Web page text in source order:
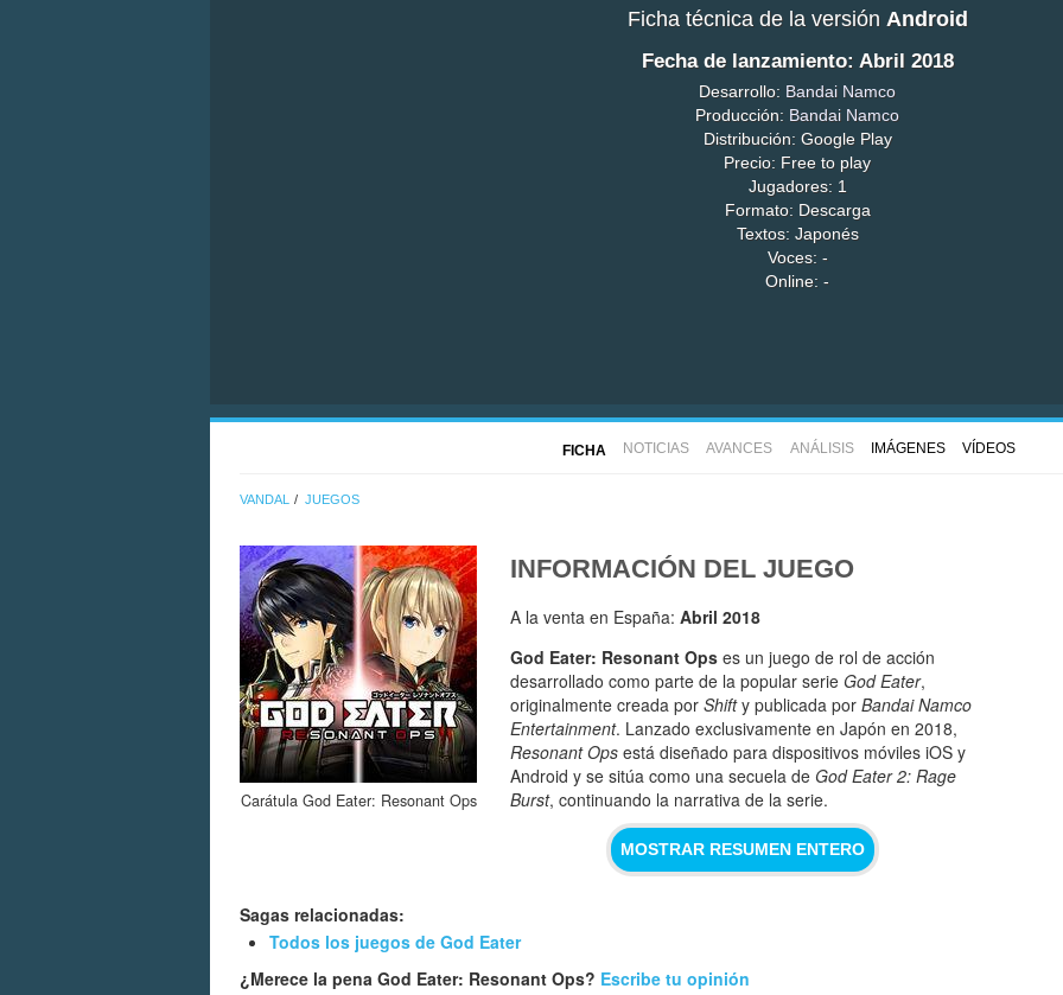
Ficha técnica de la versión Android
Fecha de lanzamiento: Abril 2018
Desarrollo: Bandai Namco
Producción: Bandai Namco
Distribución: Google Play
Precio: Free to play
Jugadores: 1
Formato: Descarga
Textos: Japonés
Voces: -
Online: -
FICHA NOTICIAS AVANCES ANÁLISIS IMÁGENES VÍDEOS
VANDAL JUEGOS
Carátula God Eater: Resonant Ops
INFORMACIÓN DEL JUEGO
A la venta en España: Abril 2018
God Eater: Resonant Ops es un juego de rol de acción
desarrollado como parte de la popular serie God Eater,
originalmente creada por Shifty publicada por Bandai Namco
Entertainment. Lanzado exclusivamente en Japón en 2018,
Resonant Ops está diseñado para dispositivos móviles iOS y
Android y se sitúa como una secuela de God Eater 2: Rage
Burst, continuando la narrativa de la serie.
MOSTRAR RESUMEN ENTERO
Sagas relacionadas:
Todos los juegos de God Eater
¿Merece la pena God Eater: Resonant Ops? Escribe tu opinión